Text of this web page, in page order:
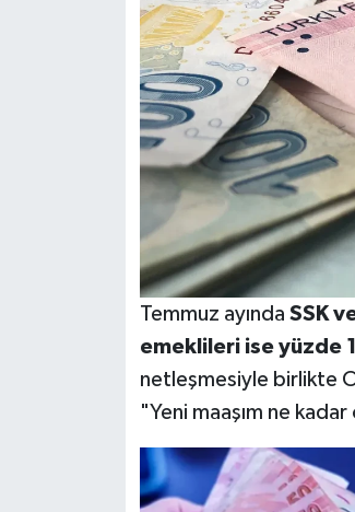
Temmuz ayında SSK
emeklileri ise yüzde
netleşmesiyle birlikte
"Yeni maaşım ne